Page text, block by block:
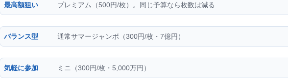
最高額狙い プレミアム（500円/枚）。同じ予算なら枚数は減る
バランス型 通常サマージャンボ（300円/枚・7億円）
気軽に参加 ミニ（300円/枚・5,000万円）